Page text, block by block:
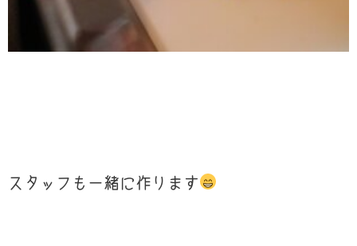
スタッフも一緒に作ります